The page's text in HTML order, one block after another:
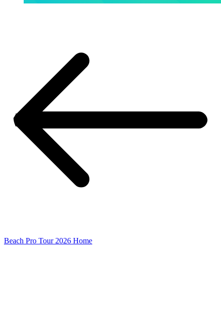
Beach Pro Tour 2026 Home